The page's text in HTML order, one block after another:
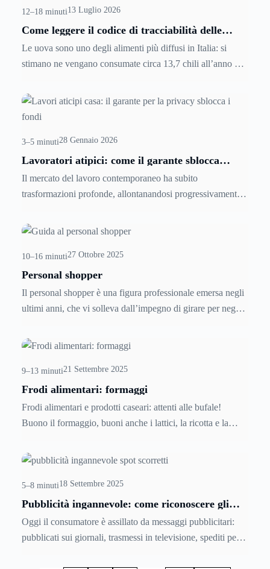
risolvere la situazione prima possibile.
12–18 minuti13 Luglio 2026
Come leggere il codice di tracciabilità delle
uova: tutto quello che c’è scritto sul guscio
Le uova sono uno degli alimenti più diffusi in Italia: si
stimano ne vengano consumate circa 13,7 chili all’anno per
in altre preparazioni come torte e altre ricette. Scopriamo
3–5 minuti28 Gennaio 2026
Lavoratori atipici: come il garante sblocca
Il mercato del lavoro contemporaneo ha subito
trasformazioni profonde, allontanandosi progressivamente
abbracciare forme contrattuali più flessibili, dinamiche e
collaborazioni coordinate, somministrazioni o altre forme di
impiego non standard, la pianificazione di un investimento
immobiliare di lungo termine può apparire inizialmente
complessa a causa della natura talvolta discontinua dei
10–16 minuti27 Ottobre 2025
Personal shopper
Il personal shopper è una figura professionale emersa negli
ultimi anni, che vi solleva dall’impegno di girare per negozi
mestiere, dove ha preso maggiormente piede, dove trovarne
9–13 minuti21 Settembre 2025
Frodi alimentari: formaggi
Frodi alimentari e prodotti caseari: attenti alle bufale!
Buono il formaggio, buoni anche i lattici, la ricotta e la
che faccia bene? Non per l'aspettpo nutrizionale, ma per la
di truffe e sofisticazioni, dal latte importato dall'estero ai
veri e propri raggiri con riciclio di alimenti scaduti e
rietichettati. Leggere questa guida sulle sofisticazioni e le
frodi nel campo dei formaggi è quindi molto importante per
5–8 minuti18 Settembre 2025
Pubblicità ingannevole: come riconoscere gli
Oggi il consumatore è assillato da messaggi pubblicitari:
pubblicati sui giornali, trasmessi in televisione, spediti per